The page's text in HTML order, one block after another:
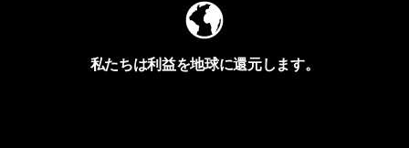
私たちは利益を地球に還元します。